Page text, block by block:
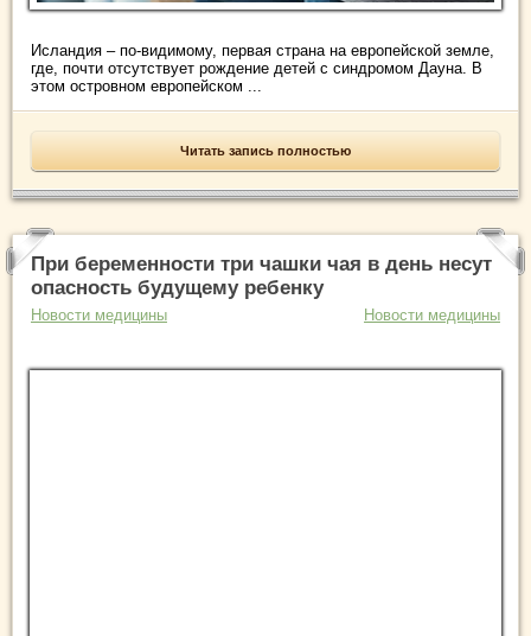
Исландия – по-видимому, первая страна на европейской земле,
где, почти отсутствует рождение детей с синдромом Дауна. В
этом островном европейском ...
Читать запись полностью
При беременности три чашки чая в день несут
опасность будущему ребенку
Новости медицины Новости медицины